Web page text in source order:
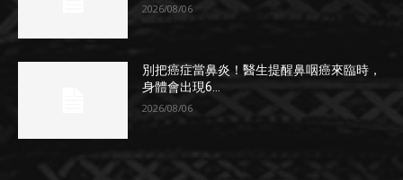
2026/08/06
別把癌症當鼻炎！醫生提醒鼻咽癌來臨時，
身體會出現6...
2026/08/06